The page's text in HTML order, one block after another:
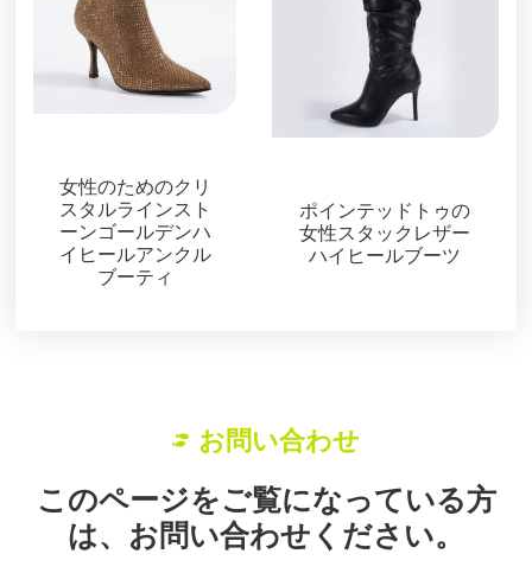
女性のためのクリ
スタルラインスト
ーンゴールデンハ
イヒールアンクル
ブーティ
ポインテッドトゥの
女性スタックレザー
ハイヒールブーツ
お問い合わせ
このページをご覧になっている方
は、お問い合わせください。